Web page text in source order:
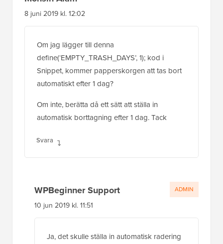
8 juni 2019 kl. 12:02
Om jag lägger till denna
define(‘EMPTY_TRASH_DAYS’, 1); kod i
Snippet, kommer papperskorgen att tas bort
automatiskt efter 1 dag?
Om inte, berätta då ett sätt att ställa in
automatisk borttagning efter 1 dag. Tack
Svara
WPBeginner Support
10 jun 2019 kl. 11:51
Ja, det skulle ställa in automatisk radering
ADMIN